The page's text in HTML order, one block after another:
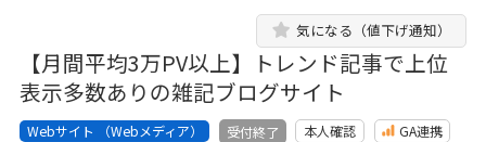
【月間平均3万PV以上】トレンド記事で上位
表示多数ありの雑記ブログサイト
気になる（値下げ通知）
Webサイト （Webメディア） 受付終了 本人確認
GA連携